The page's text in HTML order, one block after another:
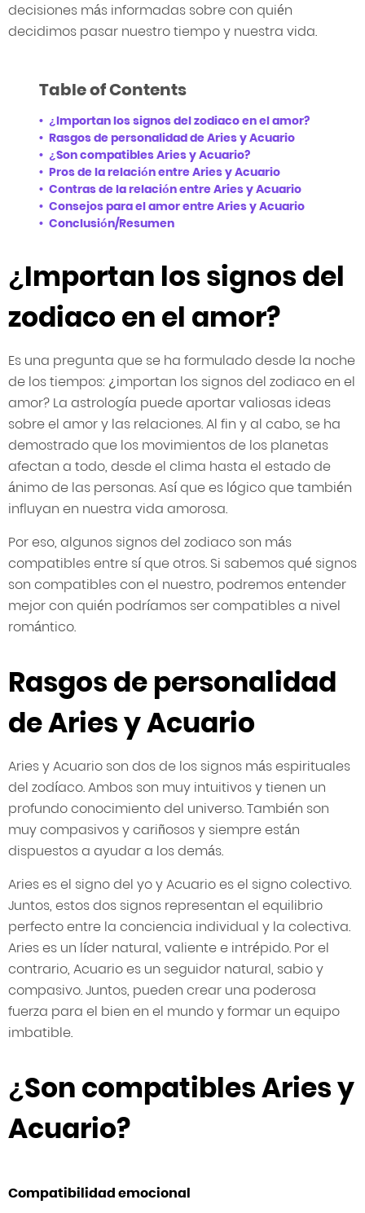
decisiones más informadas sobre con quién
decidimos pasar nuestro tiempo y nuestra vida.
Table of Contents
¿Importan los signos del zodiaco en el amor?
Rasgos de personalidad de Aries y Acuario
¿Son compatibles Aries y Acuario?
Pros de la relación entre Aries y Acuario
Contras de la relación entre Aries y Acuario
Consejos para el amor entre Aries y Acuario
Conclusión/Resumen
¿Importan los signos del
zodiaco en el amor?
Es una pregunta que se ha formulado desde la noche
de los tiempos: ¿importan los signos del zodiaco en el
amor? La astrología puede aportar valiosas ideas
sobre el amor y las relaciones. Al fin y al cabo, se ha
demostrado que los movimientos de los planetas
afectan a todo, desde el clima hasta el estado de
ánimo de las personas. Así que es lógico que también
influyan en nuestra vida amorosa.
Por eso, algunos signos del zodiaco son más
compatibles entre sí que otros. Si sabemos qué signos
son compatibles con el nuestro, podremos entender
mejor con quién podríamos ser compatibles a nivel
romántico.
Rasgos de personalidad
de Aries y Acuario
Aries y Acuario son dos de los signos más espirituales
del zodíaco. Ambos son muy intuitivos y tienen un
profundo conocimiento del universo. También son
muy compasivos y cariñosos y siempre están
dispuestos a ayudar a los demás.
Aries es el signo del yo y Acuario es el signo colectivo.
Juntos, estos dos signos representan el equilibrio
perfecto entre la conciencia individual y la colectiva.
Aries es un líder natural, valiente e intrépido. Por el
contrario, Acuario es un seguidor natural, sabio y
compasivo. Juntos, pueden crear una poderosa
fuerza para el bien en el mundo y formar un equipo
imbatible.
¿Son compatibles Aries y
Acuario?
Compatibilidad emocional